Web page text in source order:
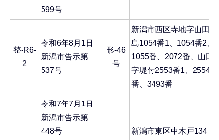
599号
整-R6-
2
令和6年8月1日
新潟市告示第
537号
形-46
号
新潟市西区寺地字山田
島1054番1、1054番2、
1055番、2072番、山田
字堤付2553番1、2554
番、3493番
令和7年7月1日
新潟市告示第
448号
新潟市東区中木戸134